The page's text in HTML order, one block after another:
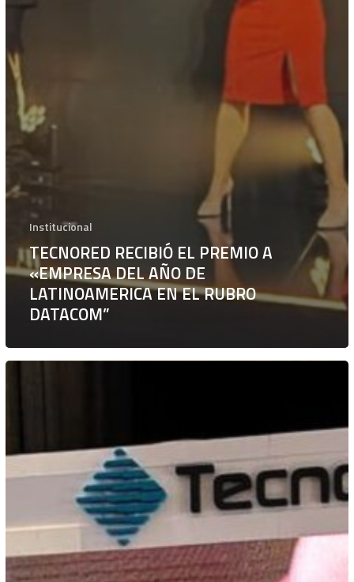
Institucional
TECNORED RECIBIÓ EL PREMIO A
«EMPRESA DEL AÑO DE
LATINOAMERICA EN EL RUBRO
DATACOM”